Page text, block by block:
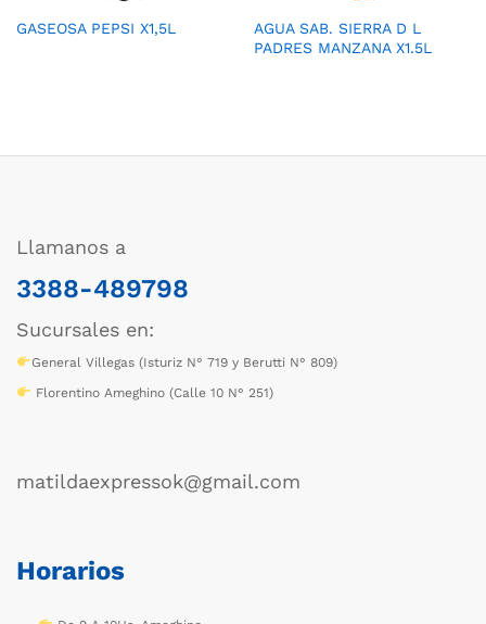
GASEOSA PEPSI X1,5L
AGUA SAB. SIERRA D L
PADRES MANZANA X1.5L
Llamanos a
3388-489798
Sucursales en:
General Villegas (Isturiz N° 719 y Berutti N° 809)
Florentino Ameghino (Calle 10 N° 251)
matildaexpressok@gmail.com
Horarios